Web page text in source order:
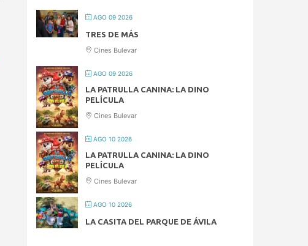
AGO 09 2026
TRES DE MÁS
Cines Bulevar
AGO 09 2026
LA PATRULLA CANINA: LA DINO
PELÍCULA
Cines Bulevar
AGO 10 2026
LA PATRULLA CANINA: LA DINO
PELÍCULA
Cines Bulevar
AGO 10 2026
LA CASITA DEL PARQUE DE ÁVILA